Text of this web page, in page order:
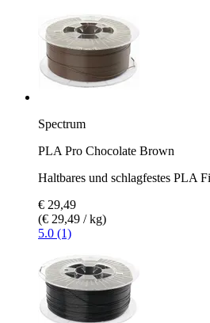
Spectrum
PLA Pro Chocolate Brown
Haltbares und schlagfestes PLA
€ 29,49
(€ 29,49 / kg)
5.0 (1)